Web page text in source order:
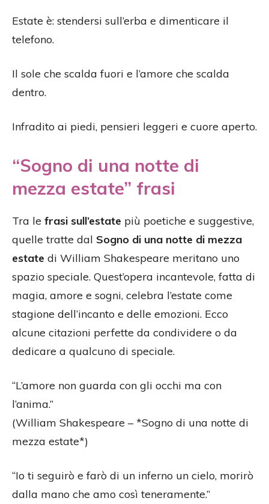
Estate è: stendersi sull’erba e dimenticare il
telefono.
Il sole che scalda fuori e l’amore che scalda
dentro.
Infradito ai piedi, pensieri leggeri e cuore aperto.
“Sogno di una notte di
mezza estate” frasi
Tra le frasi sull’estate più poetiche e suggestive,
quelle tratte dal Sogno di una notte di mezza
estate di William Shakespeare meritano uno
spazio speciale. Quest’opera incantevole, fatta di
magia, amore e sogni, celebra l’estate come
stagione dell’incanto e delle emozioni. Ecco
alcune citazioni perfette da condividere o da
dedicare a qualcuno di speciale.
“L’amore non guarda con gli occhi ma con
l’anima.”
(William Shakespeare – *Sogno di una notte di
mezza estate*)
“Io ti seguirò e farò di un inferno un cielo, morirò
dalla mano che amo così teneramente.”